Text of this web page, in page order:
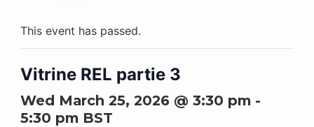
This event has passed.
Vitrine REL partie 3
Wed March 25, 2026 @ 3:30 pm-
5:30 pmBST